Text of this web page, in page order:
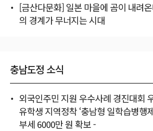
[금산다문화] 일본 마을에 곰이 내려
의 경계가 무너지는 시대
충남도정 소식
외국인주민 지원 우수사례 경진대회
유학생 지역정착 ‘충남형 일학습병행
부세 6000만 원 확보 -